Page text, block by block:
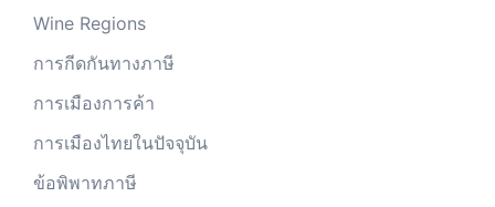
Wine Regions
การกีดกันทางภาษี
การเมืองการค้า
การเมืองไทยในปัจจุบัน
ข้อพิพาทภาษี